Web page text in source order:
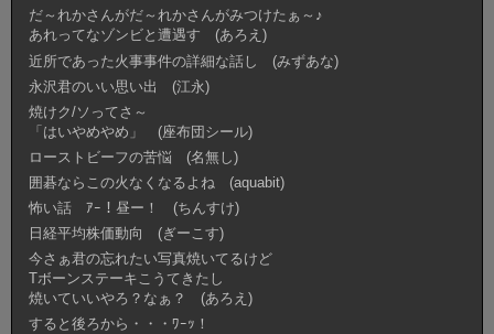
だ～れかさんがだ～れかさんがみつけたぁ～♪
あれってなゾンビと遭遇す (あろえ)
近所であった火事事件の詳細な話し (みずあな)
永沢君のいい思い出 (江永)
焼けク/ソってさ～
「はいやめやめ」 (座布団シール)
ローストビーフの苦悩 (名無し)
囲碁ならこの火なくなるよね (aquabit)
怖い話 ｱｰ！昼ー！ (ちんすけ)
日経平均株価動向 (ぎーこす)
今さぁ君の忘れたい写真焼いてるけど
Tボーンステーキこうてきたし
焼いていいやろ？なぁ？ (あろえ)
すると後ろから・・・ﾜｰｯ！